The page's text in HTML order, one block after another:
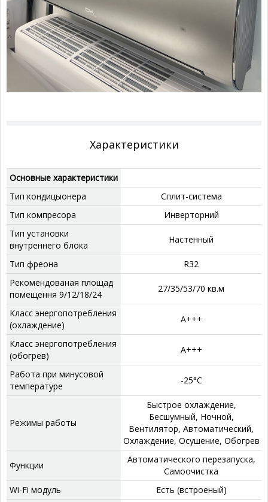
Характеристики
Основные характеристики
Тип кондицыонера
Сплит-система
Тип компресора
‎Инверторний
Тип установки
внутреннего блока
‎Настенный
Тип фреона
‎R32
Рекомендованая площад
помещення 9/12/18/24
‎27/35/53/70 кв.м
Класс энергопотребления
(охлаждение)
А+++
Класс энергопотребления
(обогрев)
А+++
Работа при минусовой
температуре
‎-25°C
Режимы работы
‎Быстрое охлаждение,
Бесшумный, Ночной,
Вентилятор, Автоматический,
Охлаждение, Осушение, Обогрев
Функции
‎Автоматического перезапуска,
Самоочистка
Wi-Fi модуль
Есть (встроеный)